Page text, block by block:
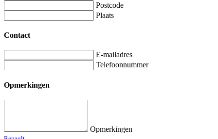
Postcode
Plaats
Contact
E-mailadres
Telefoonnummer
Opmerkingen
Opmerkingen